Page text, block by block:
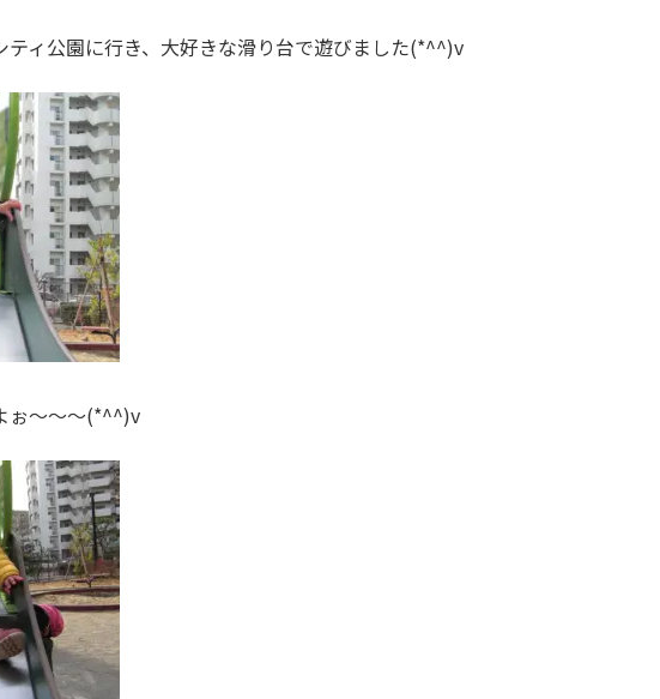
ティ公園に行き、大好きな滑り台で遊びました(*^^)v
ぉ～～～(*^^)v